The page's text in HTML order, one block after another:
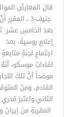
قالَ المعارضُ
جنيف-3 ،
بعدَ الخامسِ عشر
إعلامٍ روسية، بعدَ
اجتماعِ لجنةِ متابعةِ
لقاءاتِ موسكو،
موضحاً أنَّ تلكَ
القادم، ومنَ
الثاني.واعتبرَ
المقربةِ من